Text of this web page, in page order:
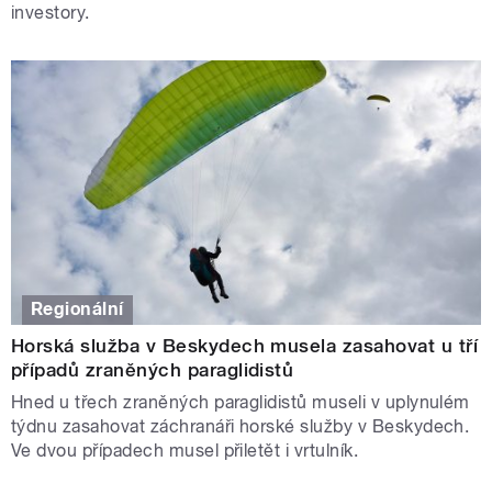
investory.
Regionální
Horská služba v Beskydech musela zasahovat u tří
případů zraněných paraglidistů
Hned u třech zraněných paraglidistů museli v uplynulém
týdnu zasahovat záchranáři horské služby v Beskydech.
Ve dvou případech musel přiletět i vrtulník.